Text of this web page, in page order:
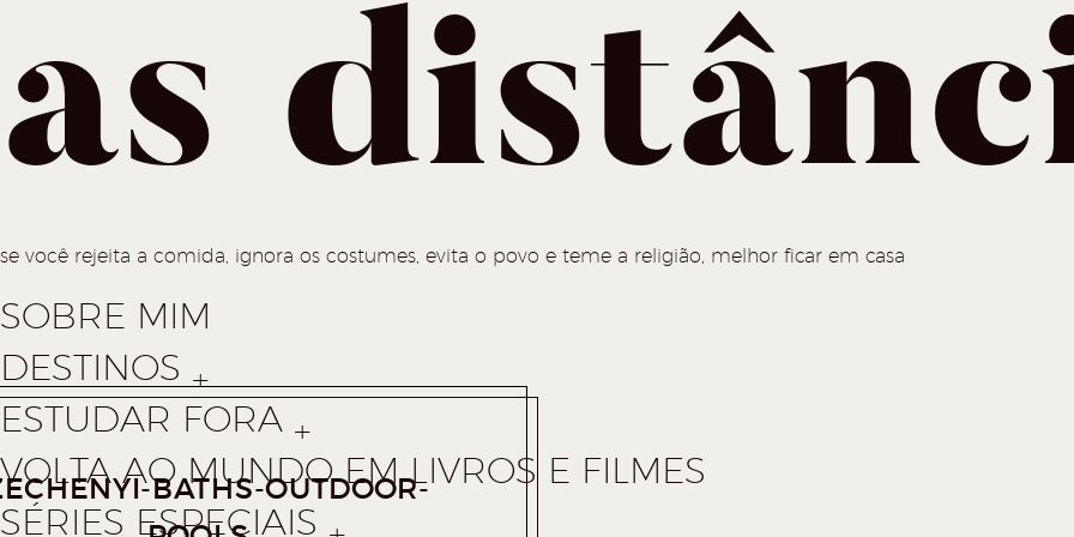
as
se você rejeita a comida, ignora os costumes, evita o povo e teme a religião, melhor ficar em casa
SOBRE MIM
DESTINOS
ESTUDAR FORA
VOLTA AO MUNDO EM LIVROS E FILMES
SÉRIES ESPECIAIS
BATHS-OUTDOOR-